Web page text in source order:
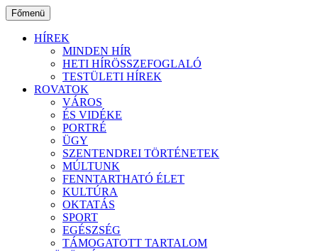
Ugrás
a
tartalomhoz
Főmenü
HÍREK
MINDEN HÍR
HETI HÍRÖSSZEFOGLALÓ
TESTÜLETI HÍREK
ROVATOK
VÁROS
ÉS VIDÉKE
PORTRÉ
ÜGY
SZENTENDREI TÖRTÉNETEK
MÚLTUNK
FENNTARTHATÓ ÉLET
KULTÚRA
OKTATÁS
SPORT
EGÉSZSÉG
TÁMOGATOTT TARTALOM